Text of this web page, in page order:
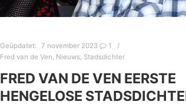
Geüpdatet: 7 november 2023
1
Fred van de Ven, Nieuws, Stadsdichter
FRED VAN DE VEN EERSTE
HENGELOSE